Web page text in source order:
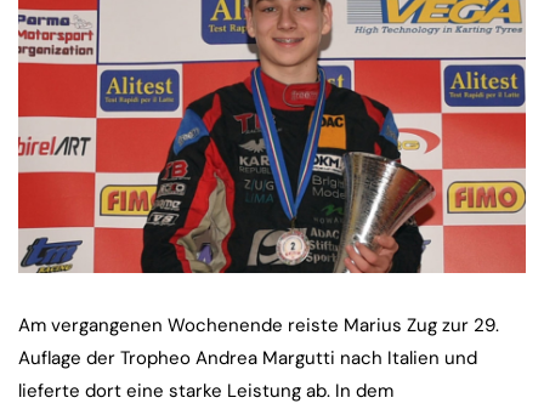
Am vergangenen Wochenende reiste Marius Zug zur 29.
Auflage der Tropheo Andrea Margutti nach Italien und
lieferte dort eine starke Leistung ab. In dem